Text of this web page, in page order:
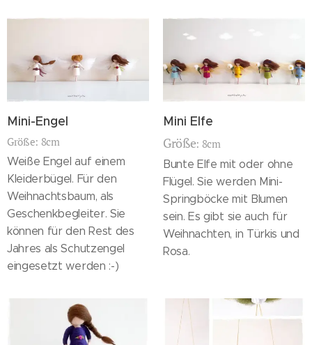
Mini-Engel
Größe: 8cm
Weiße Engel auf einem
Kleiderbügel. Für den
Weihnachtsbaum, als
Geschenkbegleiter. Sie
können für den Rest des
Jahres als Schutzengel
eingesetzt werden :-)
Mini Elfe
Größe: 8cm
Bunte Elfe mit oder ohne
Flügel. Sie werden Mini-
Springböcke mit Blumen
sein. Es gibt sie auch für
Weihnachten, in Türkis und
Rosa.